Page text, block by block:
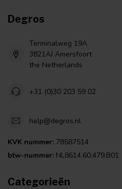
Degros
Terminalweg 19A
3821AJ Amersfoort
the Netherlands
+31 (0)30 203 59 02
help@degros.nl
KVK nummer: 78587514
btw-nummer: NL8614.60.479.B01
Categorieën